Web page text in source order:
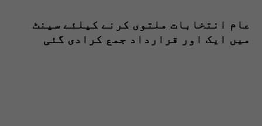
عام انتخابات ملتوی کرنے کیلئے سینٹ
میں ایک اور قرارداد جمع کرادی گئی